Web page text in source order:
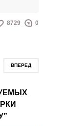
8729 0
ВПЕРЕД